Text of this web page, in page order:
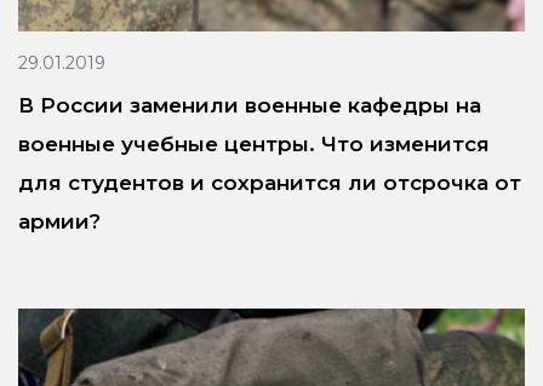
29.01.2019
В России заменили военные кафедры на
военные учебные центры. Что изменится
для студентов и сохранится ли отсрочка от
армии?